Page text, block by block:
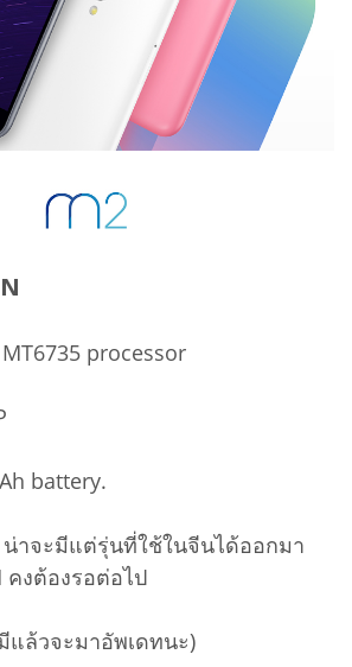
processor
battery.
น่าจะมีแต่รุ่นที่ใช้ในจีนได้ออกมา
คงต้องรอต่อไป
ล้วจะมาอัพเดทนะ)